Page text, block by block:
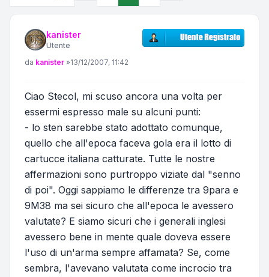
kanister
Utente
Messaggio
da kanister »13/12/2007, 11:42
Ciao Stecol, mi scuso ancora una volta per
essermi espresso male su alcuni punti:
- lo sten sarebbe stato adottato comunque,
quello che all'epoca faceva gola era il lotto di
cartucce italiana catturate. Tutte le nostre
affermazioni sono purtroppo viziate dal "senno
di poi". Oggi sappiamo le differenze tra 9para e
9M38 ma sei sicuro che all'epoca le avessero
valutate? E siamo sicuri che i generali inglesi
avessero bene in mente quale doveva essere
l'uso di un'arma sempre affamata? Se, come
sembra, l'avevano valutata come incrocio tra